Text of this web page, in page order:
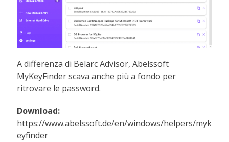
A differenza di Belarc Advisor, Abelssoft
MyKeyFinder scava anche più a fondo per
ritrovare le password.
Download:
https://www.abelssoft.de/en/windows/helpers/myk
eyfinder